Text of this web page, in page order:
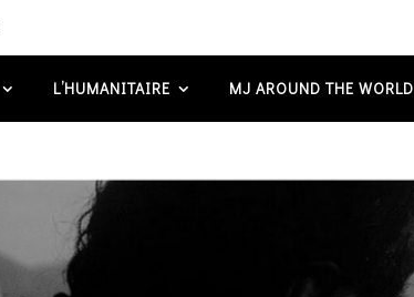
L’HUMANITAIRE MJ AROUND THE WORLD